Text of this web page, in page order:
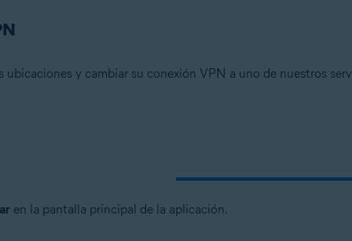
ubicaciones y cambiar su conexión VPN a uno de nuestros
en la pantalla principal de la aplicación.